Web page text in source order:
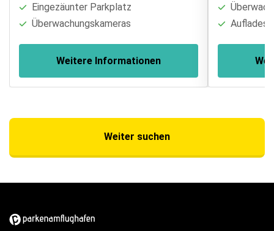
Eingezäunter Parkplatz
Überwachungskameras
Weitere Informationen
Weiter suchen